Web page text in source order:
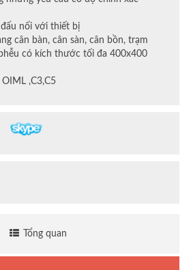
nối với thiết bị
cân bàn, cân sàn, cân bồn, trạm
có kích thước tối đa 400x400
,C3,C5
Tổng quan